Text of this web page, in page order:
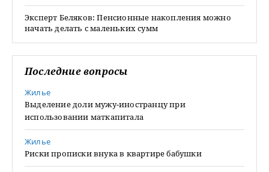
Эксперт Беляков: Пенсионные накопления можно
начать делать с маленьких сумм
Последние вопросы
Жилье
Выделение доли мужу-иностранцу при
использовании маткапитала
Жилье
Риски прописки внука в квартире бабушки